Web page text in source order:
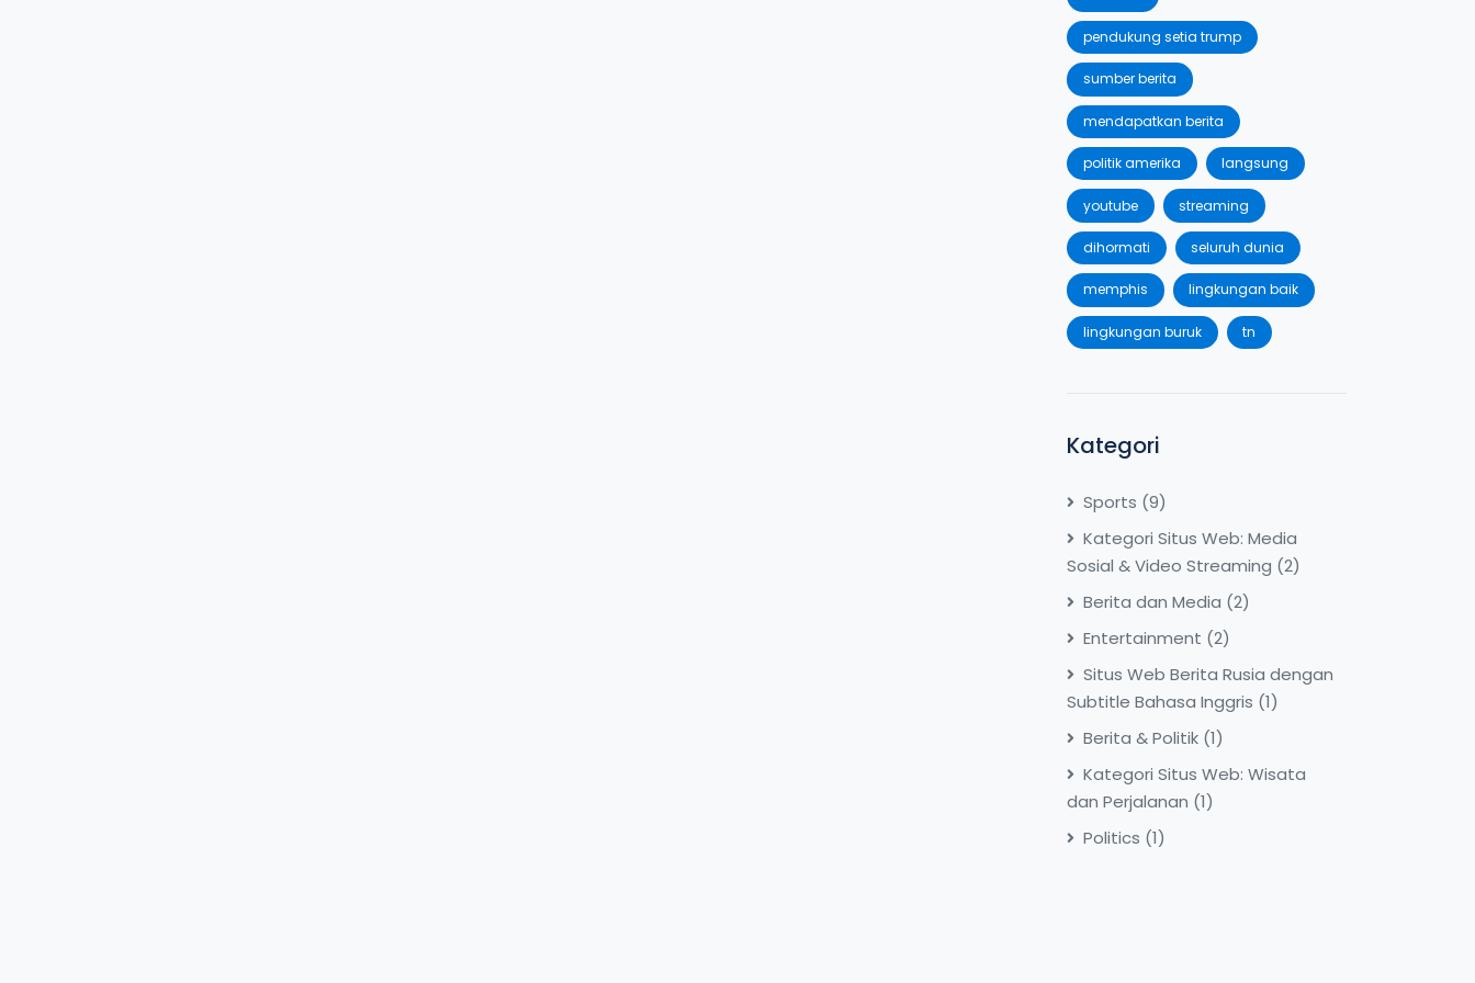
pendukung setia trump
sumber berita
mendapatkan berita
politik amerika langsung
youtube streaming
dihormati seluruh dunia
memphis lingkungan baik
lingkungan buruk tn
Kategori
Sports (9)
Kategori Situs Web: Media
Sosial & Video Streaming (2)
Berita dan Media (2)
Entertainment (2)
Situs Web Berita Rusia dengan
Subtitle Bahasa Inggris (1)
Berita & Politik (1)
Kategori Situs Web: Wisata
dan Perjalanan (1)
Politics (1)